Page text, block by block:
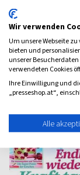
Wir verwenden
Um unsere Webseite
bieten und
unserer
verwendeten Cookies
Ihre Einwilligung und
„presseshop.at“,
Alle